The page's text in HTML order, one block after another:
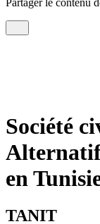
Société
en
TANIT